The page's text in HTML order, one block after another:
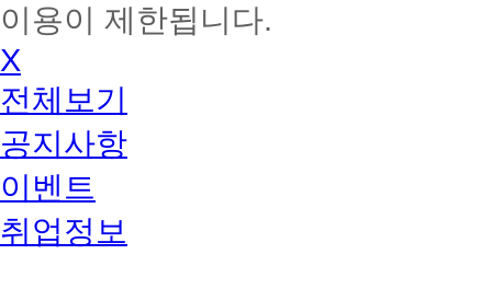
이용이 제한됩니다.
X
전체보기
공지사항
이벤트
취업정보